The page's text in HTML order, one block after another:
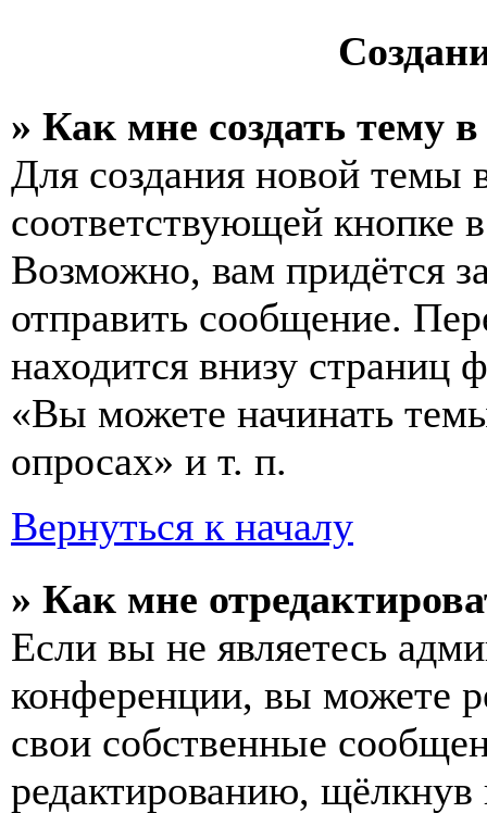
» Как мне создать тему
Для создания новой темы
соответствующей кнопке
Возможно, вам придётся
отправить сообщение.
находится внизу
«Вы можете начинать
опросах» и т. п.
Вернуться к началу
» Как мне
Если вы не являетесь
конференции, вы можете
свои собственные
редактированию,